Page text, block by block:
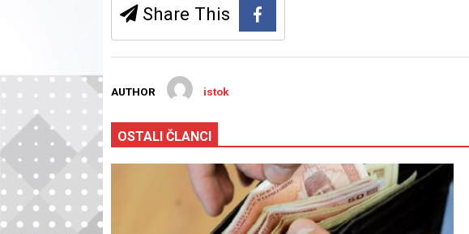
Share This
AUTHOR istok
OSTALI ČLANCI